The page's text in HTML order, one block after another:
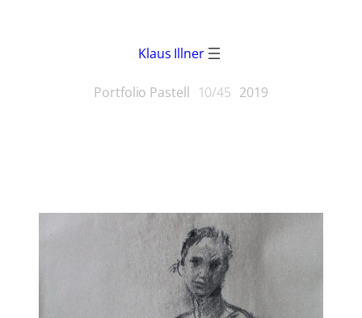
Klaus Illner
Portfolio Pastell 10/45 2019